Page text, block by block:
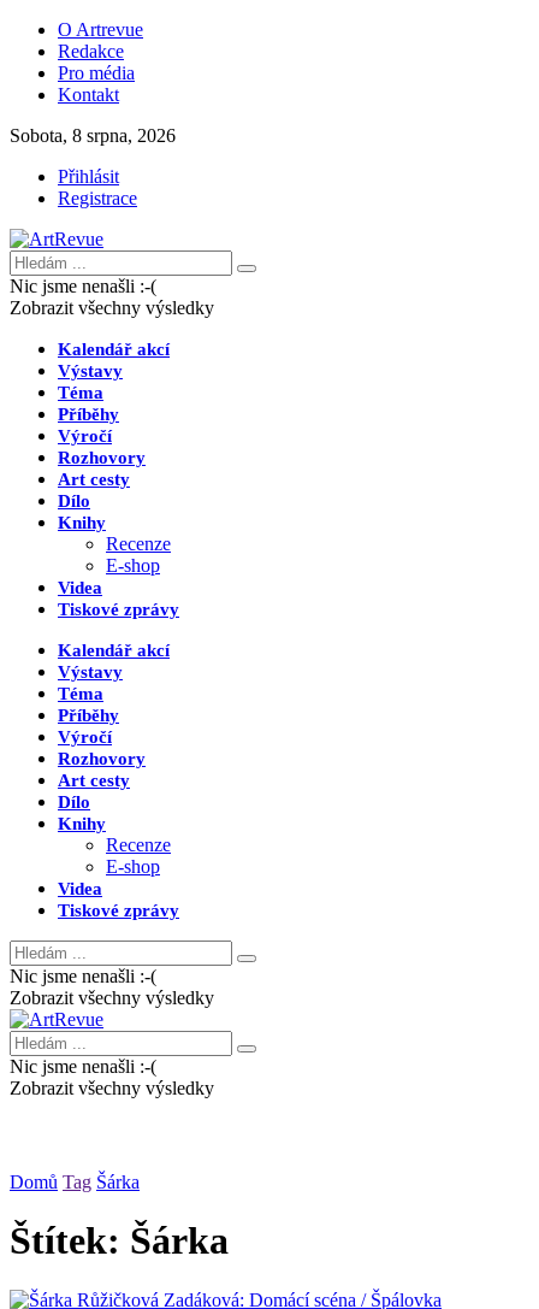
O Artrevue
Redakce
Pro média
Kontakt
Sobota, 8 srpna, 2026
Přihlásit
Registrace
Nic jsme nenašli :-(
Zobrazit všechny výsledky
Kalendář akcí
Výstavy
Téma
Příběhy
Výročí
Rozhovory
Art cesty
Dílo
Knihy
Recenze
E-shop
Videa
Tiskové zprávy
Kalendář akcí
Výstavy
Téma
Příběhy
Výročí
Rozhovory
Art cesty
Dílo
Knihy
Recenze
E-shop
Videa
Tiskové zprávy
Nic jsme nenašli :-(
Zobrazit všechny výsledky
Nic jsme nenašli :-(
Zobrazit všechny výsledky
Domů Tag Šárka
Štítek: Šárka